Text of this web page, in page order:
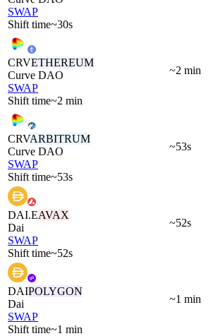
SWAP
Shift time~30s
CRVETHEREUM
Curve DAO
SWAP
Shift time~2 min
~2 min
CRVARBITRUM
Curve DAO
SWAP
Shift time~53s
~53s
DAI.EAVAX
Dai
SWAP
Shift time~52s
~52s
DAIPOLYGON
Dai
SWAP
Shift time~1 min
~1 min